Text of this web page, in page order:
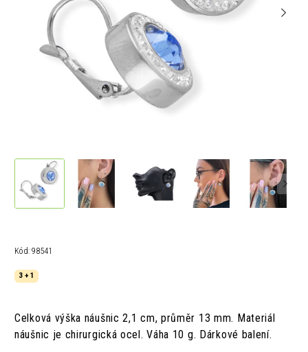
Kód: 98541
3 + 1
Celková výška náušnic 2,1 cm, průměr 13 mm. Materiál
náušnic je chirurgická ocel. Váha 10 g. Dárkové balení.